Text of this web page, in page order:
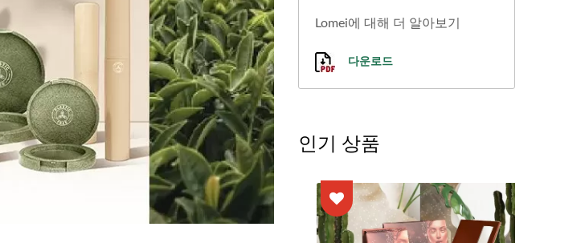
Lomei에 대해 더 알아보기
다운로드
인기 상품